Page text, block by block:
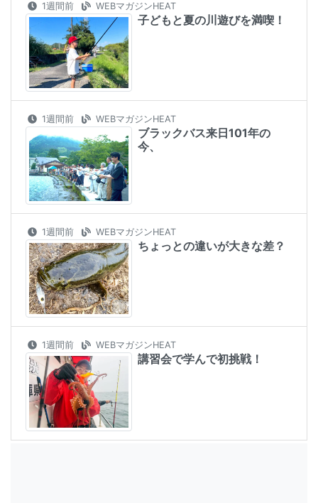
1週間前 WEBマガジンHEAT
子どもと夏の川遊びを満喫！
1週間前 WEBマガジンHEAT
ブラックバス来日101年の
今、
1週間前 WEBマガジンHEAT
ちょっとの違いが大きな差？
1週間前 WEBマガジンHEAT
講習会で学んで初挑戦！